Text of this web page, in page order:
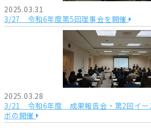
2025.03.31
3/27 令和6年度第5回理事会を開催
2025.03.28
3/21 令和6年度 成果報告会・第2回イー
ボの開催